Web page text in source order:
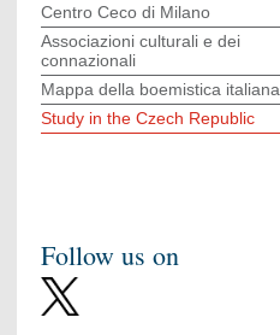
Centro Ceco di Milano
Associazioni culturali e dei
connazionali
Mappa della boemistica italiana
Study in the Czech Republic
Follow us on